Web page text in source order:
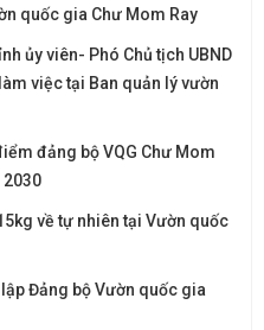
quốc gia Chư Mom Ray
ủy viên- Phó Chủ tịch UBND
việc tại Ban quản lý vườn
đảng bộ VQG Chư Mom
2030
về tự nhiên tại Vườn quốc
Đảng bộ Vườn quốc gia